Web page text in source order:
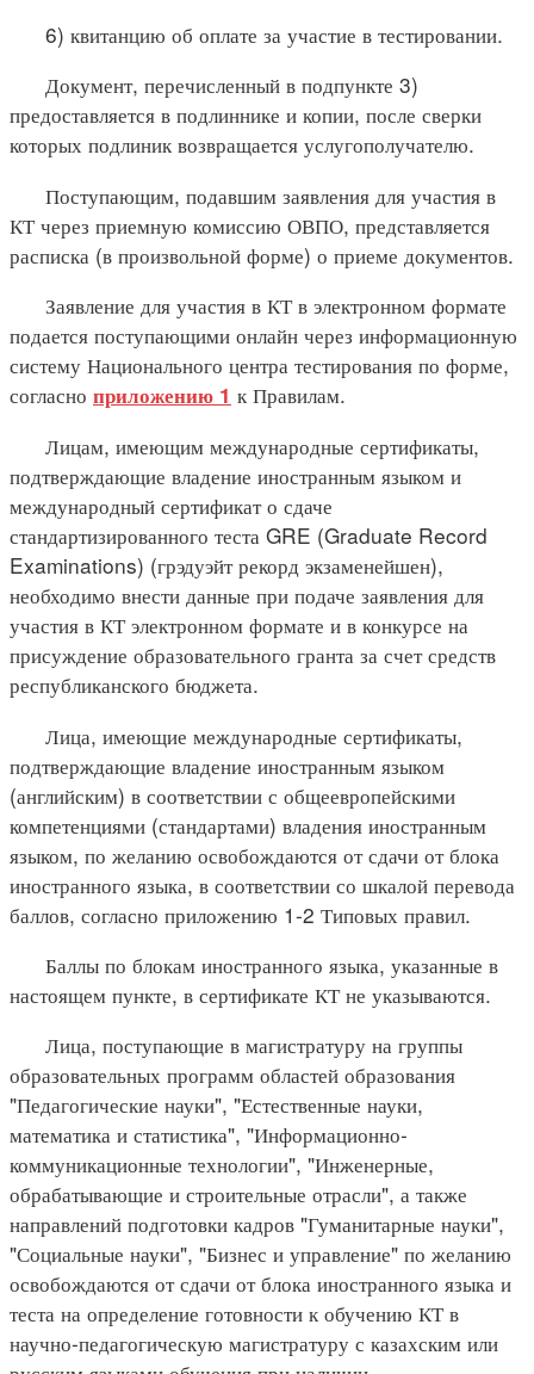
6) квитанцию об оплате за участие в тестировании.
Документ, перечисленный в подпункте 3)
предоставляется в подлиннике и копии, после сверки
которых подлиник возвращается услугополучателю.
Поступающим, подавшим заявления для участия в
КТ через приемную комиссию ОВПО, представляется
расписка (в произвольной форме) о приеме документов.
Заявление для участия в КТ в электронном формате
подается поступающими онлайн через информационную
систему Национального центра тестирования по форме,
согласно приложению 1 к Правилам.
Лицам, имеющим международные сертификаты,
подтверждающие владение иностранным языком и
международный сертификат о сдаче
стандартизированного теста GRE (Graduate Record
Examinations) (грэдуэйт рекорд экзаменейшен),
необходимо внести данные при подаче заявления для
участия в КТ электронном формате и в конкурсе на
присуждение образовательного гранта за счет средств
республиканского бюджета.
Лица, имеющие международные сертификаты,
подтверждающие владение иностранным языком
(английским) в соответствии с общеевропейскими
компетенциями (стандартами) владения иностранным
языком, по желанию освобождаются от сдачи от блока
иностранного языка, в соответствии со шкалой перевода
баллов, согласно приложению 1-2 Типовых правил.
Баллы по блокам иностранного языка, указанные в
настоящем пункте, в сертификате КТ не указываются.
Лица, поступающие в магистратуру на группы
образовательных программ областей образования
"Педагогические науки", "Естественные науки,
математика и статистика", "Информационно-
коммуникационные технологии", "Инженерные,
обрабатывающие и строительные отрасли", а также
направлений подготовки кадров "Гуманитарные науки",
"Социальные науки", "Бизнес и управление" по желанию
освобождаются от сдачи от блока иностранного языка и
теста на определение готовности к обучению КТ в
научно-педагогическую магистратуру с казахским или